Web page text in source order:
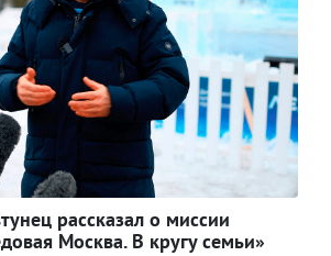
рассказал о миссии
Москва. В кругу семьи»